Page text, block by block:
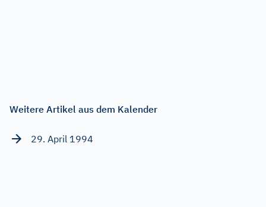
Weitere Artikel aus dem Kalender
29. April 1994